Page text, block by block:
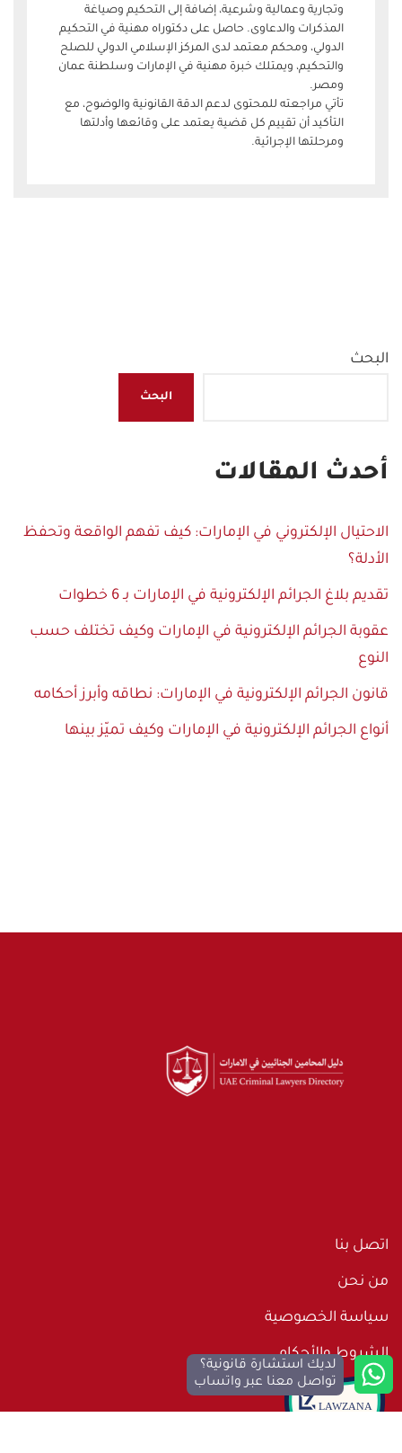
وتجارية وعمالية وشرعية، إضافة إلى التحكيم وصياغة
المذكرات والدعاوى. حاصل على دكتوراه مهنية في التحكيم
الدولي، ومحكم معتمد لدى المركز الإسلامي الدولي للصلح
والتحكيم، ويمتلك خبرة مهنية في الإمارات وسلطنة عمان
ومصر.
تأتي مراجعته للمحتوى لدعم الدقة القانونية والوضوح، مع
التأكيد أن تقييم كل قضية يعتمد على وقائعها وأدلتها
ومرحلتها الإجرائية.
البحث
البحث
أحدث المقالات
الاحتيال الإلكتروني في الإمارات: كيف تفهم الواقعة وتحفظ
الأدلة؟
تقديم بلاغ الجرائم الإلكترونية في الإمارات بـ 6 خطوات
عقوبة الجرائم الإلكترونية في الإمارات وكيف تختلف حسب
النوع
قانون الجرائم الإلكترونية في الإمارات: نطاقه وأبرز أحكامه
أنواع الجرائم الإلكترونية في الإمارات وكيف تميّز بينها
اتصل بنا
من نحن
سياسة الخصوصية
الشروط والأحكام
لديك استشارة قانونية؟
تواصل معنا عبر واتساب